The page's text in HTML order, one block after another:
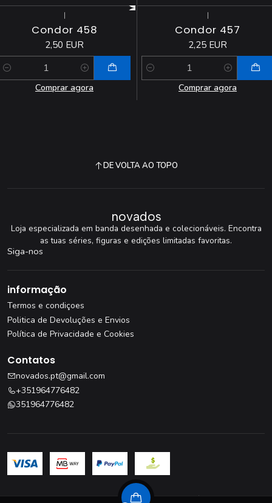
|
Condor 458
2,50 EUR
Comprar agora
|
Condor 457
2,25 EUR
Quantidade
Comprar agora
DE VOLTA AO TOPO
novados
Loja especializada em banda desenhada e colecionáveis. Encontra
as tuas séries, figuras e edições limitadas favoritas.
Siga-nos
informação
Termos e condiçoes
Politica de Devoluções e Envios
Política de Privacidade e Cookies
Contatos
novados.pt@gmail.com
+351964776482
351964776482
Livro de Reclamações·Resolução de Litígios